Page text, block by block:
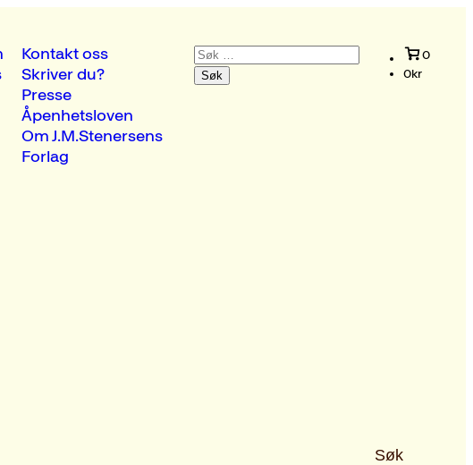
Kontakt oss
Skriver du?
Presse
Åpenhetsloven
Om J.M.Stenersens
Forlag
Søk
etter:
Søk
0
0kr